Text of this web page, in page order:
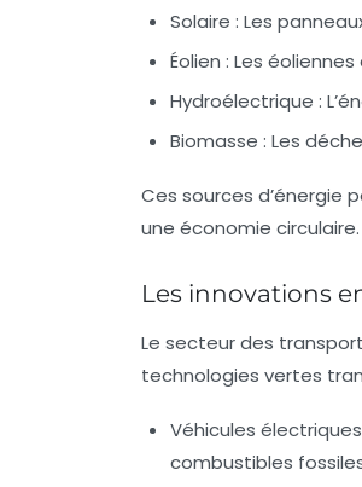
Solaire : Les
Éolien : Les
Hydroélectrique :
Biomasse : Les
Ces sources d’énergie
une économie circulaire.
Les innovations
Le secteur des
technologies vertes
Véhicules
combustibles